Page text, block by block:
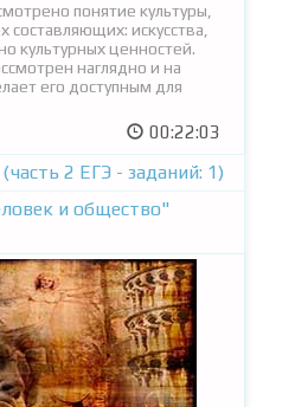
понятие культуры,
составляющих: искусства,
культурных ценностей.
наглядно и на
его доступным для
00:22:03
2 ЕГЭ - заданий: 1)
и общество"